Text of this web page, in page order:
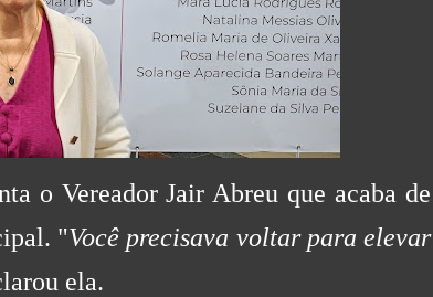
o Vereador Jair Abreu que acaba de
"Você precisava voltar para elevar
ela.